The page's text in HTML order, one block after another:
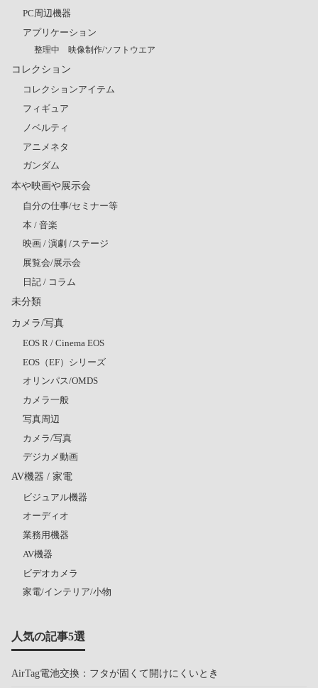
PC周辺機器
アプリケーション
整理中 映像制作/ソフトウエア
コレクション
コレクションアイテム
フィギュア
ノベルティ
アニメネタ
ガンダム
本や映画や展示会
自分の仕事/セミナー等
本 / 音楽
映画 / 演劇 /ステージ
展覧会/展示会
日記 / コラム
未分類
カメラ/写真
EOS R / Cinema EOS
EOS（EF）シリーズ
オリンパス/OMDS
カメラ一般
写真周辺
カメラ/写真
デジカメ動画
AV機器 / 家電
ビジュアル機器
オーディオ
業務用機器
AV機器
ビデオカメラ
家電/インテリア/小物
人気の記事5選
AirTag電池交換：フタが固くて開けにくいとき